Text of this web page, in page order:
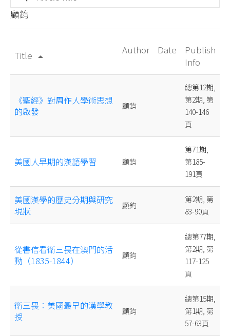
顧鈞
Title arrow_drop_up
Author Date
Publish
Info
《聖經》對周作人學術思想
的啟發
顧鈞
總第12期,
第2期, 第
140-146
頁
美國人早期的漢語學習 顧鈞
第71期,
第185-
191頁
美國漢學的歷史分期與研究
現狀
顧鈞
第2期, 第
83-90頁
從書信看衛三畏在澳門的活
動（1835-1844）
顧鈞
總第77期,
第2期, 第
117-125
頁
衛三畏︰美國最早的漢學教
授
顧鈞
總第15期,
第1期, 第
57-63頁